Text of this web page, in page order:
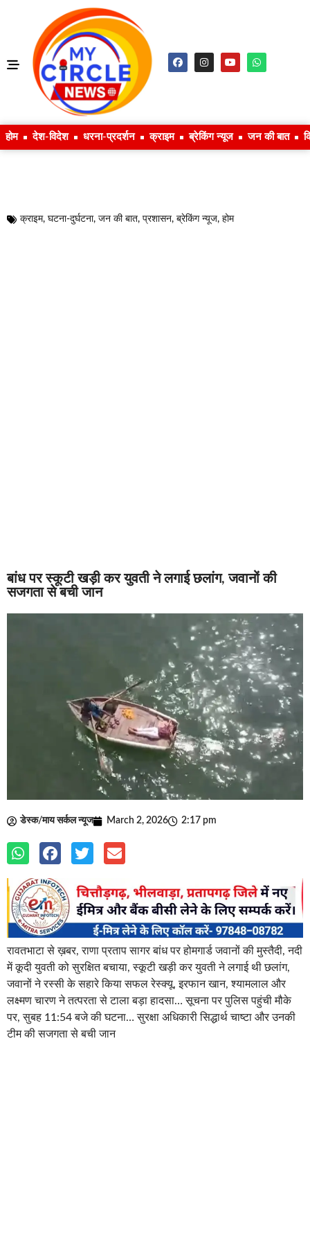
होम देश-विदेश धरना-प्रदर्शन क्राइम ब्रेकिंग न्यूज जन की बात
क्राइम, घटना-दुर्घटना, जन की बात, प्रशासन, ब्रेकिंग न्यूज, होम
बांध पर स्कूटी खड़ी कर युवती ने लगाई छलांग, जवानों की
सजगता से बची जान
डेस्क/माय सर्कल न्यूज March 2, 2026 2:17 pm
रावतभाटा से ख़बर, राणा प्रताप सागर बांध पर होमगार्ड जवानों की मुस्तैदी, नदी
में कूदी युवती को सुरक्षित बचाया, स्कूटी खड़ी कर युवती ने लगाई थी छलांग,
जवानों ने रस्सी के सहारे किया सफल रेस्क्यू, इरफान खान, श्यामलाल और
लक्ष्मण चारण ने तत्परता से टाला बड़ा हादसा… सूचना पर पुलिस पहुंची मौके
पर, सुबह 11:54 बजे की घटना… सुरक्षा अधिकारी सिद्धार्थ चाष्टा और उनकी
टीम की सजगता से बची जान